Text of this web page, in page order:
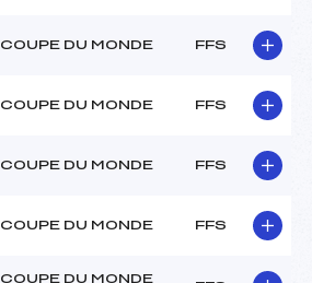
COUPE DU MONDE FFS
COUPE DU MONDE FFS
COUPE DU MONDE FFS
COUPE DU MONDE FFS
COUPE DU MONDE